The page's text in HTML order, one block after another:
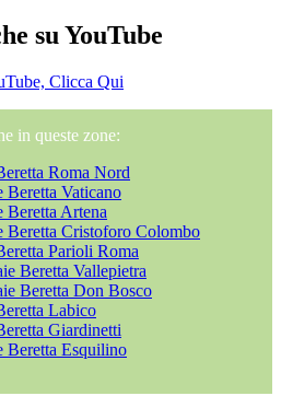
su YouTube
Clicca Qui
in queste zone:
Roma Nord
Beretta Vaticano
Beretta Artena
Beretta Cristoforo Colombo
Parioli Roma
Beretta Vallepietra
Beretta Don Bosco
Labico
Giardinetti
Beretta Esquilino